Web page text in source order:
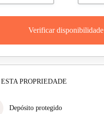
Verificar disponibilidade
PROPRIEDADE
Depósito protegido